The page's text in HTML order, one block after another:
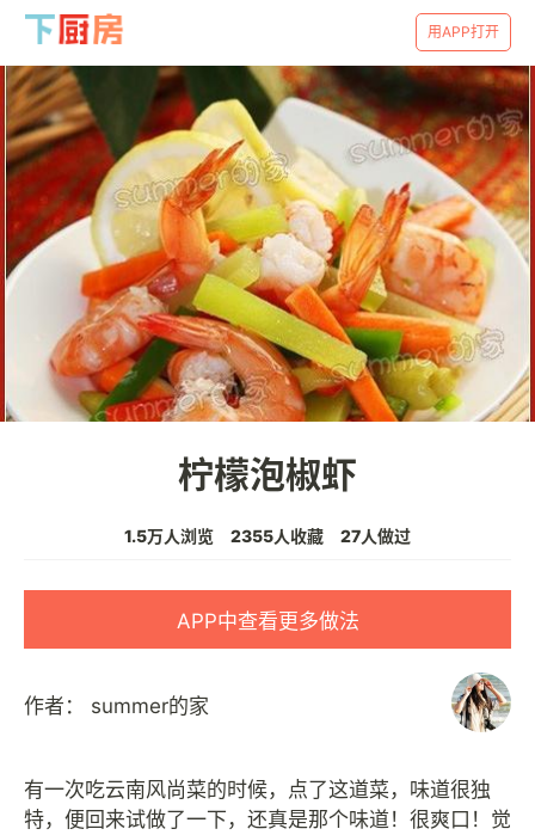
用APP打开
柠檬泡椒虾
1.5万人浏览 2355人收藏 27人做过
APP中查看更多做法
作者： summer的家
有一次吃云南风尚菜的时候，点了这道菜，味道很独
特，便回来试做了一下，还真是那个味道！很爽口！觉